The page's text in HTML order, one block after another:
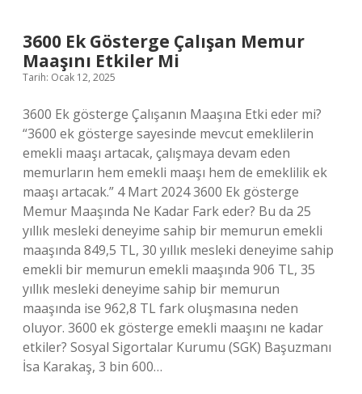
3600 Ek Gösterge Çalışan Memur
Maaşını Etkiler Mi
Tarih: Ocak 12, 2025
3600 Ek gösterge Çalışanın Maaşına Etki eder mi?
“3600 ek gösterge sayesinde mevcut emeklilerin
emekli maaşı artacak, çalışmaya devam eden
memurların hem emekli maaşı hem de emeklilik ek
maaşı artacak.” 4 Mart 2024 3600 Ek gösterge
Memur Maaşında Ne Kadar Fark eder? Bu da 25
yıllık mesleki deneyime sahip bir memurun emekli
maaşında 849,5 TL, 30 yıllık mesleki deneyime sahip
emekli bir memurun emekli maaşında 906 TL, 35
yıllık mesleki deneyime sahip bir memurun
maaşında ise 962,8 TL fark oluşmasına neden
oluyor. 3600 ek gösterge emekli maaşını ne kadar
etkiler? Sosyal Sigortalar Kurumu (SGK) Başuzmanı
İsa Karakaş, 3 bin 600…